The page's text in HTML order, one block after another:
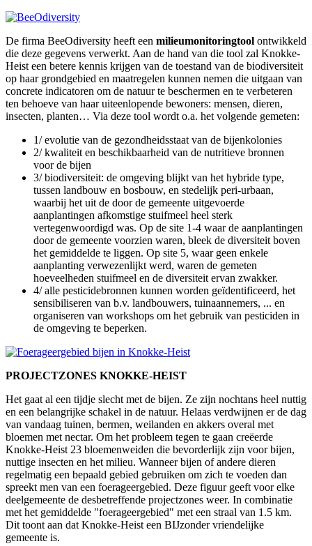
De firma BeeOdiversity heeft een milieumonitoringtool ontwikkeld
die deze gegevens verwerkt. Aan de hand van die tool zal Knokke-
Heist een betere kennis krijgen van de toestand van de biodiversiteit
op haar grondgebied en maatregelen kunnen nemen die uitgaan van
concrete indicatoren om de natuur te beschermen en te verbeteren
ten behoeve van haar uiteenlopende bewoners: mensen, dieren,
insecten, planten… Via deze tool wordt o.a. het volgende gemeten:
1/ evolutie van de gezondheidsstaat van de bijenkolonies
2/ kwaliteit en beschikbaarheid van de nutritieve bronnen
voor de bijen
3/ biodiversiteit: de omgeving blijkt van het hybride type,
tussen landbouw en bosbouw, en stedelijk peri-urbaan,
waarbij het uit de door de gemeente uitgevoerde
aanplantingen afkomstige stuifmeel heel sterk
vertegenwoordigd was. Op de site 1-4 waar de aanplantingen
door de gemeente voorzien waren, bleek de diversiteit boven
het gemiddelde te liggen. Op site 5, waar geen enkele
aanplanting verwezenlijkt werd, waren de gemeten
hoeveelheden stuifmeel en de diversiteit ervan zwakker.
4/ alle pesticidebronnen kunnen worden geïdentificeerd, het
sensibiliseren van b.v. landbouwers, tuinaannemers, ... en
organiseren van workshops om het gebruik van pesticiden in
de omgeving te beperken.
PROJECTZONES KNOKKE-HEIST
Het gaat al een tijdje slecht met de bijen. Ze zijn nochtans heel nuttig
en een belangrijke schakel in de natuur. Helaas verdwijnen er de dag
van vandaag tuinen, bermen, weilanden en akkers overal met
bloemen met nectar. Om het probleem tegen te gaan creëerde
Knokke-Heist 23 bloemenweiden die bevorderlijk zijn voor bijen,
nuttige insecten en het milieu. Wanneer bijen of andere dieren
regelmatig een bepaald gebied gebruiken om zich te voeden dan
spreekt men van een foerageergebied. Deze figuur geeft voor elke
deelgemeente de desbetreffende projectzones weer. In combinatie
met het gemiddelde "foerageergebied" met een straal van 1.5 km.
Dit toont aan dat Knokke-Heist een BIJzonder vriendelijke
gemeente is.